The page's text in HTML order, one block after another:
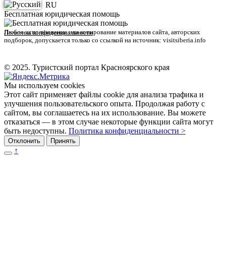
RU
Бесплатная юридическая помощь
Политика конфиденциальности
Любое использование или копирование материалов сайта, авторских
подборок, допускается только со ссылкой на источник: visitsiberia.info
© 2025. Туристский портал Красноярского края
Мы используем cookies
Этот сайт применяет файлы cookie для анализа трафика и
улучшения пользовательского опыта. Продолжая работу с
сайтом, вы соглашаетесь на их использование. Вы можете
отказаться — в этом случае некоторые функции сайта могут
быть недоступны. Политика конфиденциальности >
Отклонить Принять
↑